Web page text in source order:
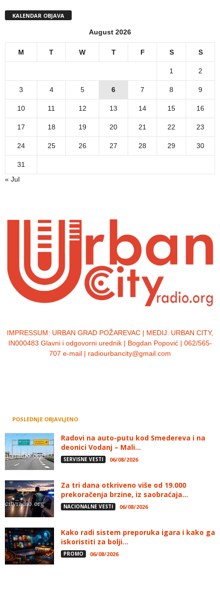
KALENDAR OBJAVA
August 2026
M T W T F S S
1 2
3 4 5 6 7 8 9
10 11 12 13 14 15 16
17 18 19 20 21 22 23
24 25 26 27 28 29 30
31
« Jul
IMPRESSUM: URBAN GRAD POŽAREVAC | MEDIJ: URBAN CITY,
IN000483 Glavni i odgovorni urednik | Bogdan Popović | 062/565-
707 e-mail | radiourbancity@gmail.com
POSLEDNJE OBJAVLJENO
Radovi na auto-putu kod Smedereva i na
deonici Vodanj – Mali...
SERVISNE VESTI 06/08/2026
Za tri dana otkriveno više od 19.000
prekoračenja brzine, iz saobraćaja...
NACIONALNE VESTI 06/08/2026
Kako radi sistem preporuka igara i kako ga
iskoristiti za bolji...
PROMO 06/08/2026